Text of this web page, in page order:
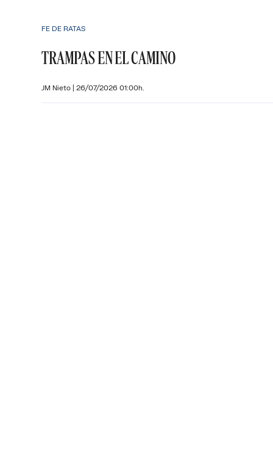
FE DE RATAS
TRAMPAS EN EL CAMINO
JM Nieto | 26/07/2026 01:00h.